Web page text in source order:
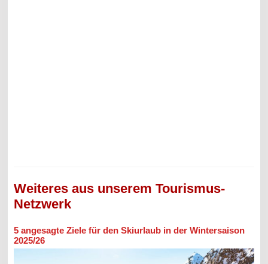
Weiteres aus unserem Tourismus-
Netzwerk
5 angesagte Ziele für den Skiurlaub in der Wintersaison
2025/26